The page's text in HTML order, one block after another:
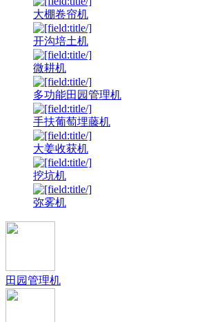
大棚卷帘机
开沟培土机
微耕机
多功能田园管理机
手扶葡萄埋藤机
大姜收获机
挖坑机
弥雾机
田园管理机